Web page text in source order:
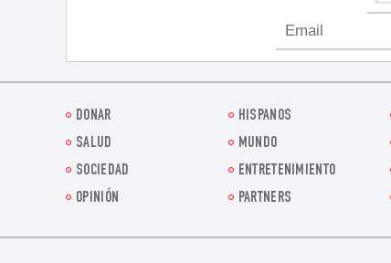
DONAR HISPANOS
SALUD
MUNDO
SOCIEDAD
ENTRETENIMIENTO
OPINIÓN
PARTNERS